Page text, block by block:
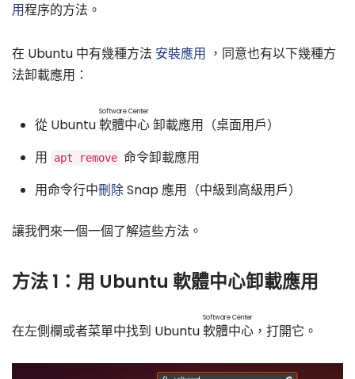
用程序的方法。
在 Ubuntu 中有幾種方法 安裝應用 ，同意也有以下幾種方
法卸載應用：
從 Ubuntu軟體中心
Software Center
卸載應用（桌面用戶）
用
apt remove 命令卸載應用
用命令行中刪除Snap 應用（中級到高級用戶）
讓我們來一個一個了解這些方法。
方法 1：用 Ubuntu 軟體中心卸載應用
在左側欄或者菜單中找到 Ubuntu軟體中心
Software Center
，打開它。